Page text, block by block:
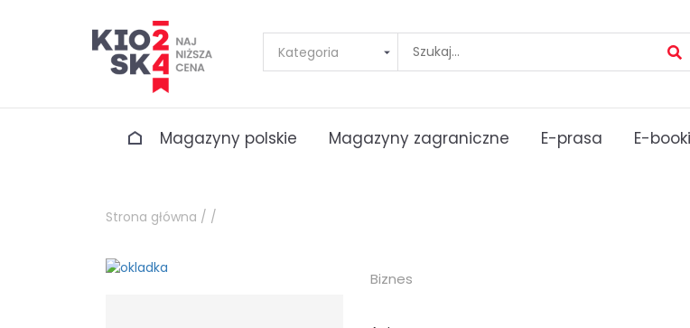
Magazyny polskie Magazyny zagraniczne E-prasa E-booki
Strona główna / /
Biznes